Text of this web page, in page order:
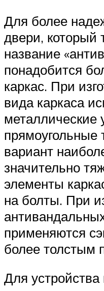
Для более
двери, который
название
понадобится
каркас. При
вида каркаса
металлические
прямоугольные
вариант
значительно
элементы
на болты. При
применяются
более толстым
Для